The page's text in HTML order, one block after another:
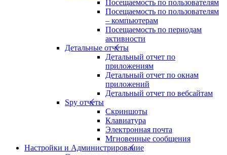
Посещаемость по пользователям
Посещаемость по пользователям
– компьютерам
Посещаемость по периодам
активности
Детальные отчеты
Детальный отчет по
приложениям
Детальный отчет по окнам
приложений
Детальный отчет по вебсайтам
Spy отчеты
Скриншоты
Клавиатура
Электронная почта
Мгновенные сообщения
Настройки и Администрирование